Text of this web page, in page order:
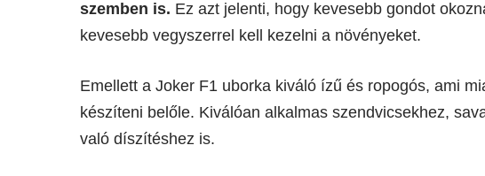
szemben is. Ez azt jelenti, hogy kevesebb gondot
kevesebb vegyszerrel kell kezelni a növényeket.
Emellett a Joker F1 uborka kiváló ízű és ropogós, ami
készíteni belőle. Kiválóan alkalmas szendvicsekhez,
való díszítéshez is.